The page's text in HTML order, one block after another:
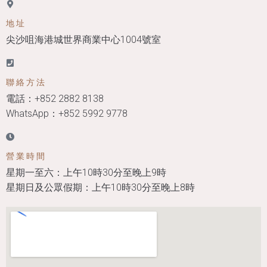
地址
尖沙咀海港城世界商業中心1004號室 ​
聯絡方法
電話：+852 2882 8138
WhatsApp：+852 5992 9778
營業時間
星期一至六：上午10時30分至晚上9時
星期日及公眾假期：上午10時30分至晚上8時